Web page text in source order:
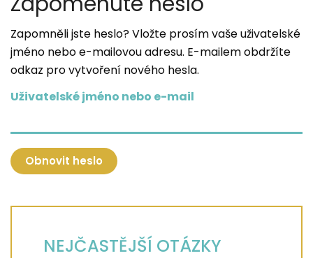
Zapomněli jste heslo? Vložte prosím vaše uživatelské
jméno nebo e-mailovou adresu. E-mailem obdržíte
odkaz pro vytvoření nového hesla.
Uživatelské jméno nebo e-mail
Obnovit heslo
NEJČASTĚJŠÍ OTÁZKY